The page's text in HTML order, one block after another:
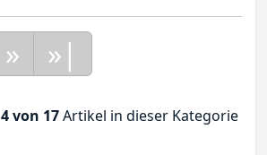
» »|
4 von 17Artikel in dieser Kategorie